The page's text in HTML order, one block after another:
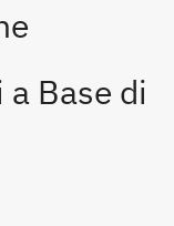
Base di